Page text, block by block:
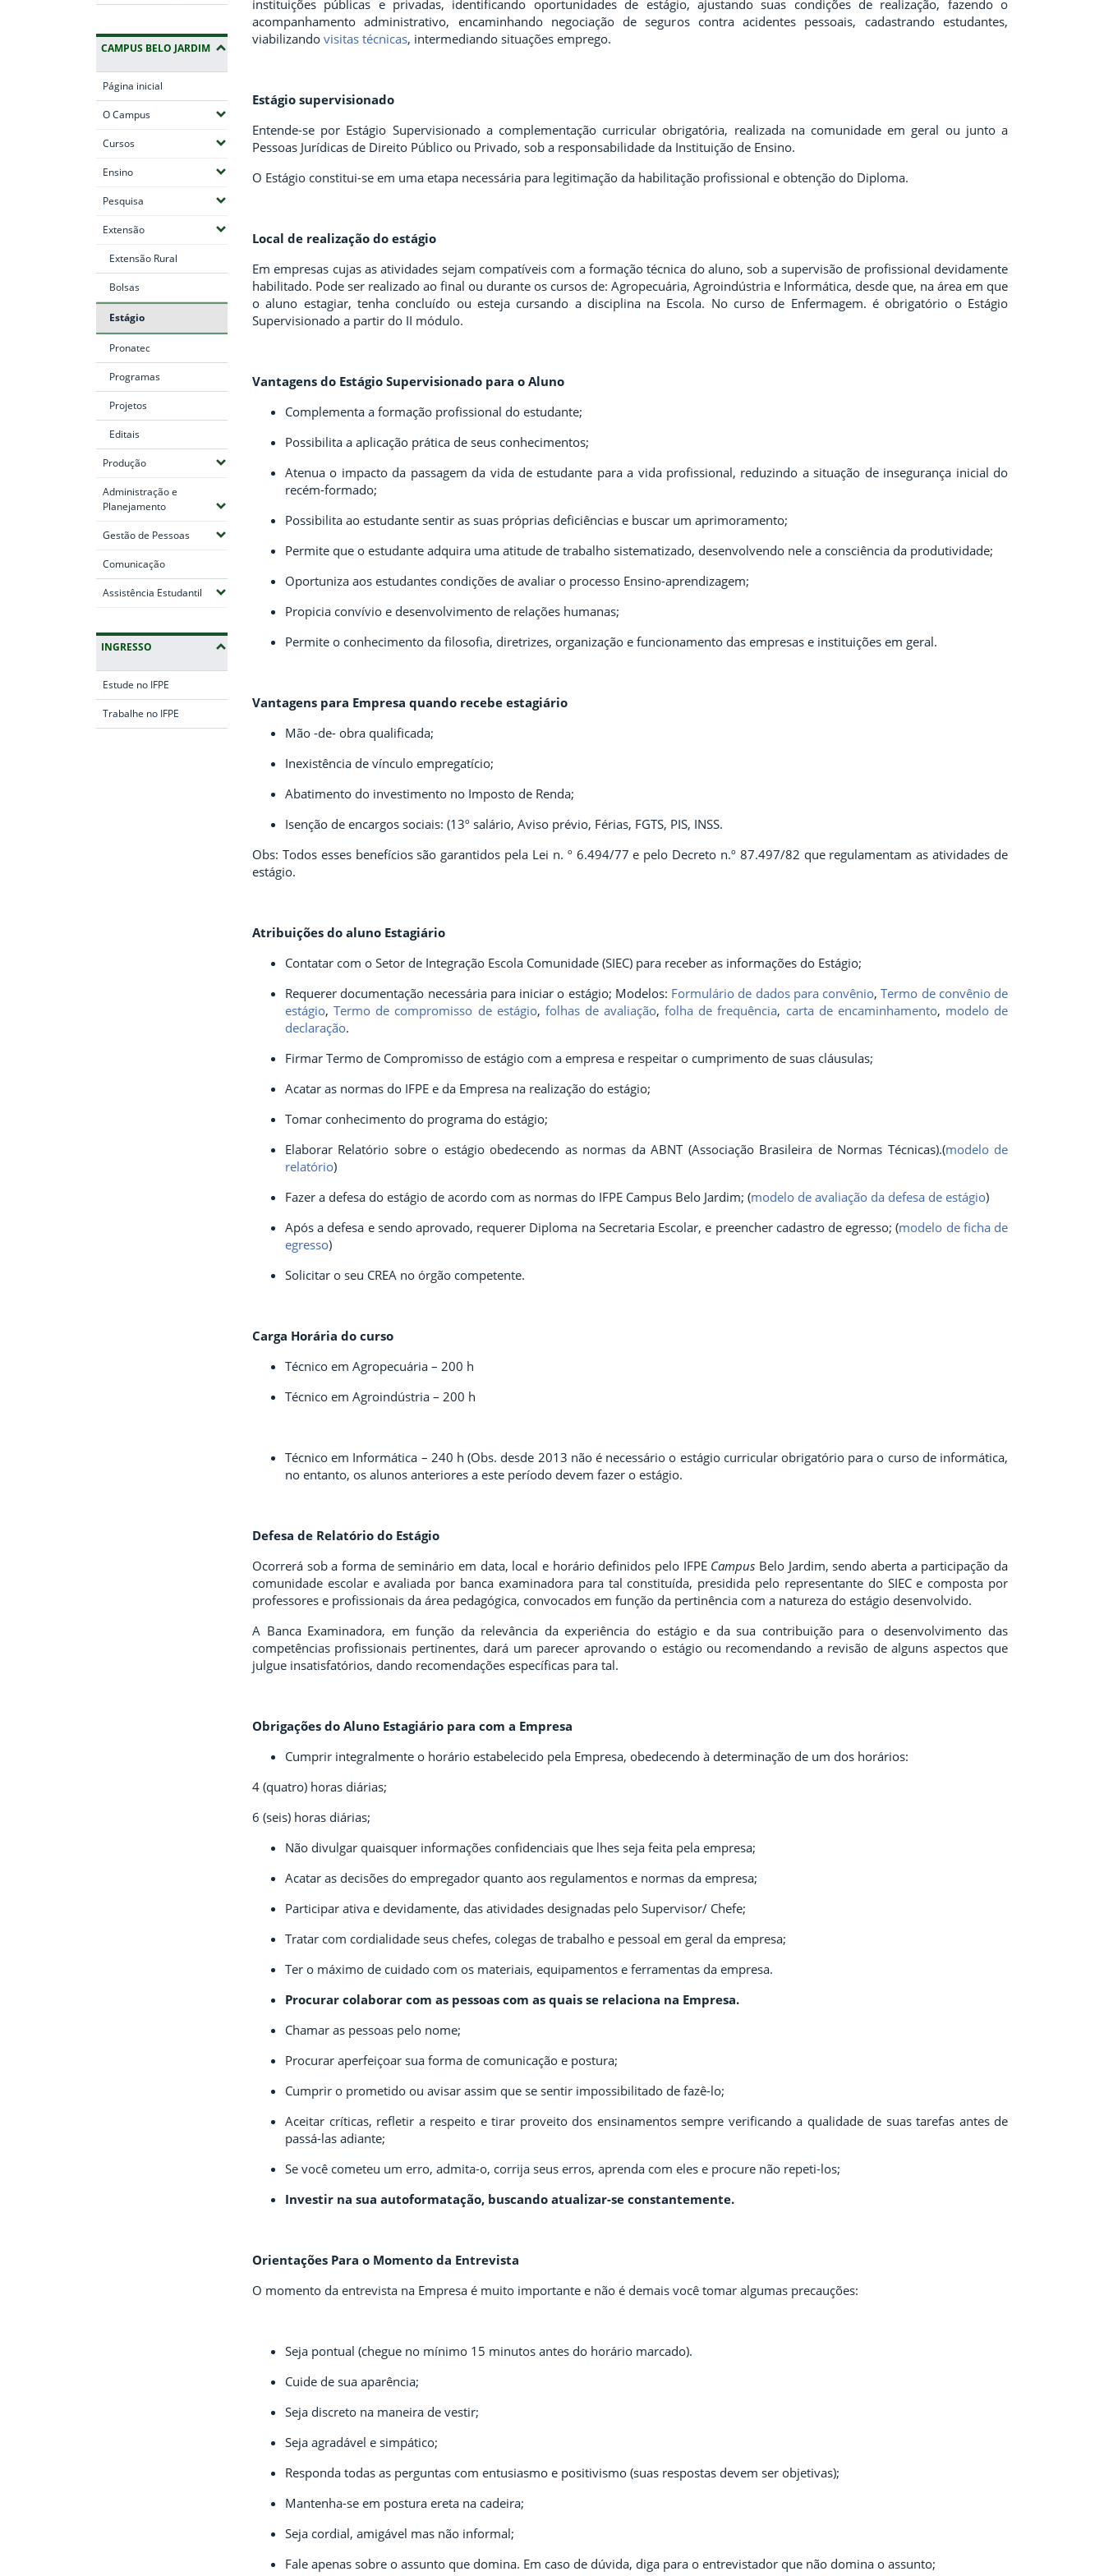
CAMPUS BELO JARDIM
Página inicial
O Campus(Expandir submenus)
Cursos(Expandir submenus)
Ensino(Expandir submenus)
Pesquisa (Expandir submenus)
Extensão(Expandir submenus)
Extensão Rural
Bolsas
Estágio
Pronatec
Programas
Projetos
Editais
Produção(Expandir submenus)
Administração e
Planejamento(Expandir submenus)
Gestão de Pessoas(Expandir submenus)
Comunicação
Assistência Estudantil (Expandir submenus)
INGRESSO
Estude no IFPE
Trabalhe no IFPE
instituições públicas e privadas, identificando oportunidades de estágio, ajustando suas condições de realização, fazendo o
acompanhamento administrativo, encaminhando negociação de seguros contra acidentes pessoais, cadastrando estudantes,
viabilizando visitas técnicas, intermediando situações emprego.
Estágio supervisionado
Entende-se por Estágio Supervisionado a complementação curricular obrigatória, realizada na comunidade em geral ou junto a
Pessoas Jurídicas de Direito Público ou Privado, sob a responsabilidade da Instituição de Ensino.
O Estágio constitui-se em uma etapa necessária para legitimação da habilitação profissional e obtenção do Diploma.
Local de realização do estágio
Em empresas cujas as atividades sejam compatíveis com a formação técnica do aluno, sob a supervisão de profissional devidamente
habilitado. Pode ser realizado ao final ou durante os cursos de: Agropecuária, Agroindústria e Informática, desde que, na área em que
o aluno estagiar, tenha concluído ou esteja cursando a disciplina na Escola. No curso de Enfermagem. é obrigatório o Estágio
Supervisionado a partir do II módulo.
Vantagens do Estágio Supervisionado para o Aluno
Complementa a formação profissional do estudante;
Possibilita a aplicação prática de seus conhecimentos;
Atenua o impacto da passagem da vida de estudante para a vida profissional, reduzindo a situação de insegurança inicial do
recém-formado;
Possibilita ao estudante sentir as suas próprias deficiências e buscar um aprimoramento;
Permite que o estudante adquira uma atitude de trabalho sistematizado, desenvolvendo nele a consciência da produtividade;
Oportuniza aos estudantes condições de avaliar o processo Ensino-aprendizagem;
Propicia convívio e desenvolvimento de relações humanas;
Permite o conhecimento da filosofia, diretrizes, organização e funcionamento das empresas e instituições em geral.
Vantagens para Empresa quando recebe estagiário
Mão -de- obra qualificada;
Inexistência de vínculo empregatício;
Abatimento do investimento no Imposto de Renda;
Isenção de encargos sociais: (13º salário, Aviso prévio, Férias, FGTS, PIS, INSS.
Obs: Todos esses benefícios são garantidos pela Lei n. º 6.494/77 e pelo Decreto n.º 87.497/82 que regulamentam as atividades de
estágio.
Atribuições do aluno Estagiário
Contatar com o Setor de Integração Escola Comunidade (SIEC) para receber as informações do Estágio;
Requerer documentação necessária para iniciar o estágio; Modelos: Formulário de dados para convênio,Termo de convênio de
estágio,Termo de compromisso de estágio, folhas de avaliação,folha de frequência, carta de encaminhamento, modelo de
declaração.
Firmar Termo de Compromisso de estágio com a empresa e respeitar o cumprimento de suas cláusulas;
Acatar as normas do IFPE e da Empresa na realização do estágio;
Tomar conhecimento do programa do estágio;
Elaborar Relatório sobre o estágio obedecendo as normas da ABNT (Associação Brasileira de Normas Técnicas).(modelo de
relatório)
Fazer a defesa do estágio de acordo com as normas do IFPE Campus Belo Jardim; (modelo de avaliação da defesa de estágio)
Após a defesa e sendo aprovado, requerer Diploma na Secretaria Escolar, e preencher cadastro de egresso;(modelo de fichade
egresso)
Solicitar o seu CREA no órgão competente.
Carga Horária do curso
Técnico em Agropecuária – 200 h
Técnico em Agroindústria – 200 h
Técnico em Informática – 240 h (Obs. desde 2013 não é necessário o estágio curricular obrigatório para o curso de informática,
no entanto, os alunos anteriores a este período devem fazer o estágio.
Defesa de Relatório do Estágio
Ocorrerá sob a forma de seminário em data, local e horário definidos pelo IFPE Campus Belo Jardim, sendo aberta a participação da
comunidade escolar e avaliada por banca examinadora para tal constituída, presidida pelo representante do SIEC e composta por
professores e profissionais da área pedagógica, convocados em função da pertinência com a natureza do estágio desenvolvido.
A Banca Examinadora, em função da relevância da experiência do estágio e da sua contribuição para o desenvolvimento das
competências profissionais pertinentes, dará um parecer aprovando o estágio ou recomendando a revisão de alguns aspectos que
julgue insatisfatórios, dando recomendações específicas para tal.
Obrigações do Aluno Estagiário para com a Empresa
Cumprir integralmente o horário estabelecido pela Empresa, obedecendo à determinação de um dos horários:
4 (quatro) horas diárias;
6 (seis) horas diárias;
Não divulgar quaisquer informações confidenciais que lhes seja feita pela empresa;
Acatar as decisões do empregador quanto aos regulamentos e normas da empresa;
Participar ativa e devidamente, das atividades designadas pelo Supervisor/ Chefe;
Tratar com cordialidade seus chefes, colegas de trabalho e pessoal em geral da empresa;
Ter o máximo de cuidado com os materiais, equipamentos e ferramentas da empresa.
Procurar colaborar com as pessoas com as quais se relaciona na Empresa.
Chamar as pessoas pelo nome;
Procurar aperfeiçoar sua forma de comunicação e postura;
Cumprir o prometido ou avisar assim que se sentir impossibilitado de fazê-lo;
Aceitar críticas, refletir a respeito e tirar proveito dos ensinamentos sempre verificando a qualidade de suas tarefas antes de
passá-las adiante;
Se você cometeu um erro, admita-o, corrija seus erros, aprenda com eles e procure não repeti-los;
Investir na sua autoformatação, buscando atualizar-se constantemente.
Orientações Para o Momento da Entrevista
O momento da entrevista na Empresa é muito importante e não é demais você tomar algumas precauções:
Seja pontual (chegue no mínimo 15 minutos antes do horário marcado).
Cuide de sua aparência;
Seja discreto na maneira de vestir;
Seja agradável e simpático;
Responda todas as perguntas com entusiasmo e positivismo (suas respostas devem ser objetivas);
Mantenha-se em postura ereta na cadeira;
Seja cordial, amigável mas não informal;
Fale apenas sobre o assunto que domina. Em caso de dúvida, diga para o entrevistador que não domina o assunto;